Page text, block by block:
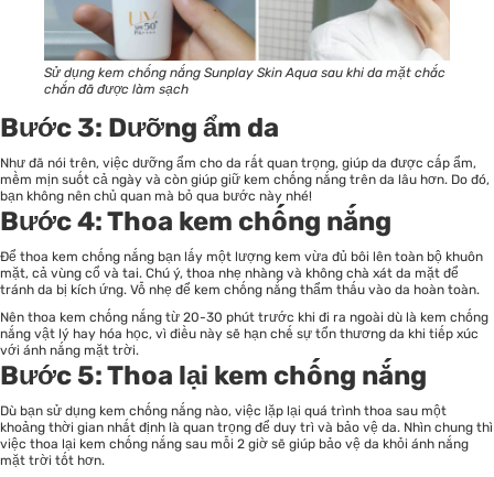
Sử dụng kem chống nắng Sunplay Skin Aqua sau khi da mặt chắc
chắn đã được làm sạch
Bước 3: Dưỡng ẩm da
Như đã nói trên, việc dưỡng ẩm cho da rất quan trọng, giúp da được cấp ẩm,
mềm mịn suốt cả ngày và còn giúp giữ kem chống nắng trên da lâu hơn. Do đó,
bạn không nên chủ quan mà bỏ qua bước này nhé!
Bước 4: Thoa kem chống nắng
Để thoa kem chống nắng bạn lấy một lượng kem vừa đủ bôi lên toàn bộ khuôn
mặt, cả vùng cổ và tai. Chú ý, thoa nhẹ nhàng và không chà xát da mặt để
tránh da bị kích ứng. Vỗ nhẹ để kem chống nắng thẩm thấu vào da hoàn toàn.
Nên thoa kem chống nắng từ 20-30 phút trước khi đi ra ngoài dù là kem chống
nắng vật lý hay hóa học, vì điều này sẽ hạn chế sự tổn thương da khi tiếp xúc
với ánh nắng mặt trời.
Bước 5: Thoa lại kem chống nắng
Dù bạn sử dụng kem chống nắng nào, việc lặp lại quá trình thoa sau một
khoảng thời gian nhất định là quan trọng để duy trì và bảo vệ da. Nhìn chung thì
việc thoa lại kem chống nắng sau mỗi 2 giờ sẽ giúp bảo vệ da khỏi ánh nắng
mặt trời tốt hơn.